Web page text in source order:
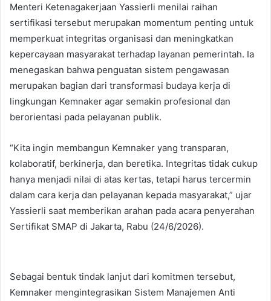
Menteri Ketenagakerjaan Yassierli menilai raihan
sertifikasi tersebut merupakan momentum penting untuk
memperkuat integritas organisasi dan meningkatkan
kepercayaan masyarakat terhadap layanan pemerintah. Ia
menegaskan bahwa penguatan sistem pengawasan
merupakan bagian dari transformasi budaya kerja di
lingkungan Kemnaker agar semakin profesional dan
berorientasi pada pelayanan publik.
“Kita ingin membangun Kemnaker yang transparan,
kolaboratif, berkinerja, dan beretika. Integritas tidak cukup
hanya menjadi nilai di atas kertas, tetapi harus tercermin
dalam cara kerja dan pelayanan kepada masyarakat,” ujar
Yassierli saat memberikan arahan pada acara penyerahan
Sertifikat SMAP di Jakarta, Rabu (24/6/2026).
Sebagai bentuk tindak lanjut dari komitmen tersebut,
Kemnaker mengintegrasikan Sistem Manajemen Anti